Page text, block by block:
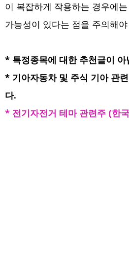
이 복잡하게 작용하는 경우에
가능성이 있다는 점을 주의해
* 특정종목에 대한 추천글이 아
* 기아자동차 및 주식 기아 관
다.
* 전기자전거 테마 관련주 (한